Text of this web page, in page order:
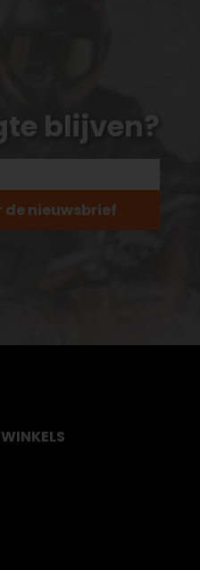
blijven?
de nieuwsbrief